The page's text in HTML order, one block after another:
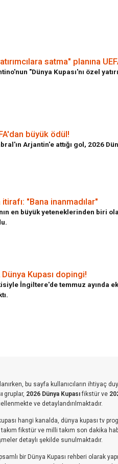
satma" planına
"Dünya Kupası'nı özel
büyük ödül!
Arjantin'e attığı gol, 2026
"Bana inanmadılar"
en büyük yeteneklerinden biri
Kupası dopingi!
İngiltere'de temmuz ayında
bu sayfa kullanıcıların ihtiyaç
gruplar, 2026 Dünya Kupasıfikstür ve
ve detaylandırılmaktadır.
hangi kanalda, dünya kupası tv
fikstür ve milli takım son dakika
detaylı şekilde sunulmaktadır.
bir Dünya Kupası rehberi olarak